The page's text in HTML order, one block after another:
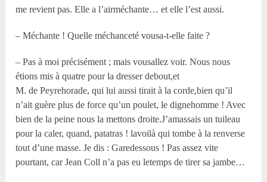
me revient pas. Elle a l’airméchante… et elle l’est aussi.
– Méchante ! Quelle méchanceté vousa-t-elle faite ?
– Pas à moi précisément ; mais vousallez voir. Nous nous
étions mis à quatre pour la dresser debout,et
M. de Peyrehorade, qui lui aussi tirait à la corde,bien qu’il
n’ait guère plus de force qu’un poulet, le dignehomme ! Avec
bien de la peine nous la mettons droite.J’amassais un tuileau
pour la caler, quand, patatras ! lavoilà qui tombe à la renverse
tout d’une masse. Je dis : Garedessous ! Pas assez vite
pourtant, car Jean Coll n’a pas eu letemps de tirer sa jambe…